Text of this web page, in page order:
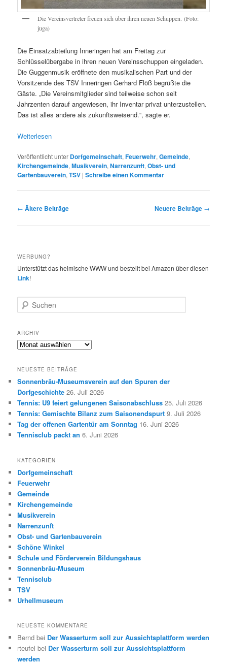
Die Vereinsvertreter freuen sich über ihren neuen Schuppen. (Foto:
juga)
Die Einsatzabteilung Inneringen hat am Freitag zur
Schlüsselübergabe in ihren neuen Vereinsschuppen eingeladen.
Die Guggenmusik eröffnete den musikalischen Part und der
Vorsitzende des TSV Inneringen Gerhard Flöß begrüßte die
Gäste. „Die Vereinsmitglieder sind teilweise schon seit
Jahrzenten darauf angewiesen, ihr Inventar privat unterzustellen.
Das ist alles andere als zukunftsweisend.“, sagte er.
Weiterlesen
Veröffentlicht unter Dorfgemeinschaft,Feuerwehr,Gemeinde,
Kirchengemeinde,Musikverein,Narrenzunft,Obst- und
Gartenbauverein,TSV |Schreibe einen Kommentar
Beitragsnavigation
← Ältere Beiträge Neuere Beiträge →
WERBUNG?
Unterstützt das heimische WWW und bestellt bei Amazon über diesen
Link!
u
h
e
n
ARCHIV
Archiv
NEUESTE BEITRÄGE
Sonnenbräu-Museumsverein auf den Spuren der
Dorfgeschichte 26. Juli 2026
Tennis: U9 feiert gelungenen Saisonabschluss 25. Juli 2026
Tennis: Gemischte Bilanz zum Saisonendspurt 9. Juli 2026
Tag der offenen Gartentür am Sonntag 16. Juni 2026
Tennisclub packt an 6. Juni 2026
KATEGORIEN
Dorfgemeinschaft
Feuerwehr
Gemeinde
Kirchengemeinde
Musikverein
Narrenzunft
Obst- und Gartenbauverein
Schöne Winkel
Schule und Förderverein Bildungshaus
Sonnenbräu-Museum
Tennisclub
TSV
Urhellmuseum
NEUESTE KOMMENTARE
Bernd bei Der Wasserturm soll zur Aussichtsplattform werden
rteufel bei Der Wasserturm soll zur Aussichtsplattform
werden